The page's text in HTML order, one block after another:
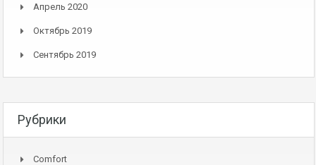
Апрель 2020
Октябрь 2019
Сентябрь 2019
Рубрики
Comfort